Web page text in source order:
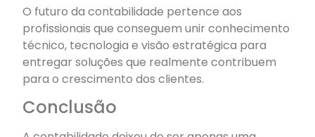
O futuro da contabilidade pertence aos
profissionais que conseguem unir conhecimento
técnico, tecnologia e visão estratégica para
entregar soluções que realmente contribuem
para o crescimento dos clientes.
Conclusão